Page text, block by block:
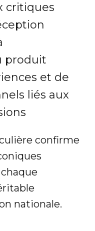
critiques
produit
et de
liés aux
confirme
nationale.